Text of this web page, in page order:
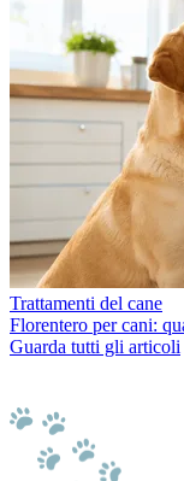
Trattamenti del cane
Florentero per cani:
Guarda tutti gli articoli